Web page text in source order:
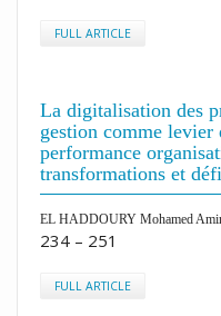
FULL ARTICLE
La digitalisation des
gestion comme levier
performance
transformations et
EL HADDOURY Mohamed
234 – 251
FULL ARTICLE